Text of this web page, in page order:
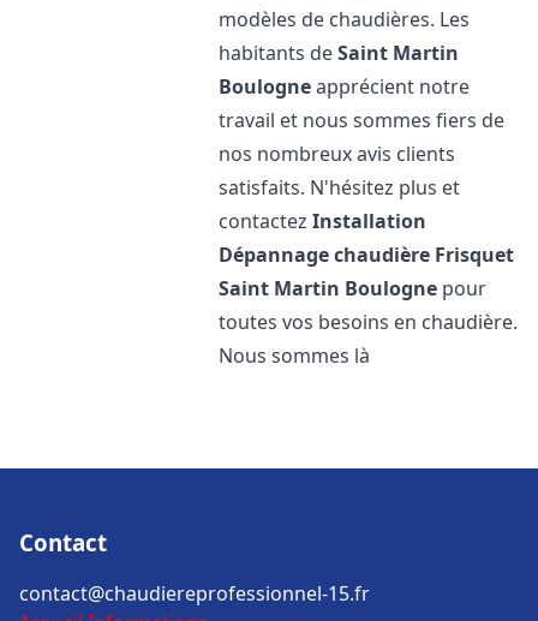
modèles de chaudières. Les
habitants deSaint Martin
Boulogneapprécient notre
travail et nous sommes fiers de
nos nombreux avis clients
satisfaits. N'hésitez plus et
contactezInstallation
Dépannage chaudière Frisquet
Saint Martin Boulogne pour
toutes vos besoins en chaudière.
Nous sommes là
Contact
contact@chaudiereprofessionnel-15.fr